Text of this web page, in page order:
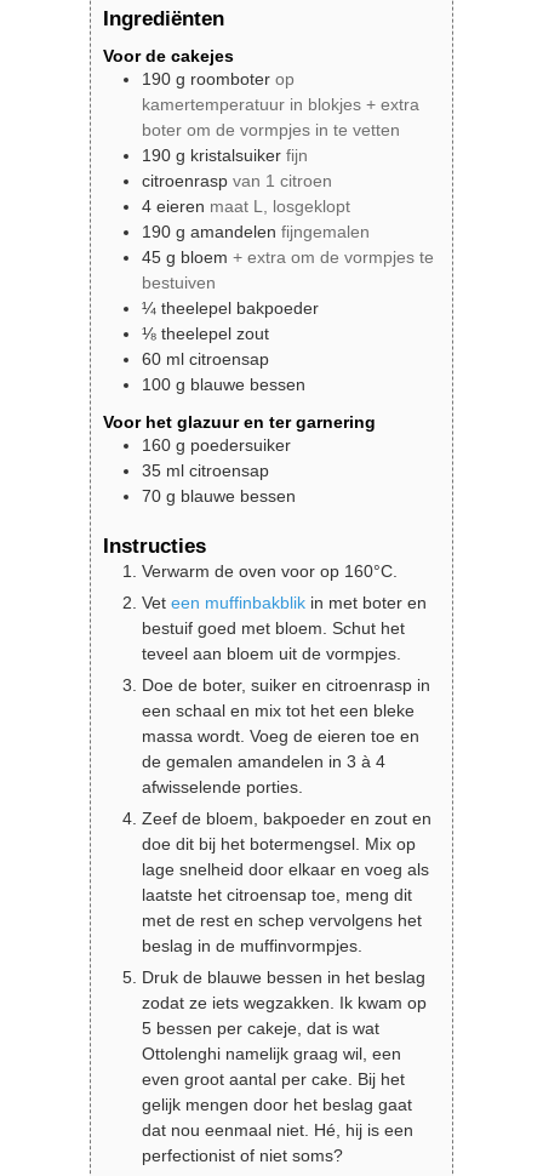
Ingrediënten
Voor de cakejes
190 g roomboter op
kamertemperatuur in blokjes + extra
boter om de vormpjes in te vetten
190 g kristalsuiker fijn
citroenrasp van 1 citroen
4 eieren maat L, losgeklopt
190 g amandelen fijngemalen
45 g bloem + extra om de vormpjes te
bestuiven
¼ theelepel bakpoeder
⅛ theelepel zout
60 ml citroensap
100 g blauwe bessen
Voor het glazuur en ter garnering
160 g poedersuiker
35 ml citroensap
70 g blauwe bessen
Instructies
Verwarm de oven voor op 160°C.
Vet een muffinbakblik in met boter en
bestuif goed met bloem. Schut het
teveel aan bloem uit de vormpjes.
Doe de boter, suiker en citroenrasp in
een schaal en mix tot het een bleke
massa wordt. Voeg de eieren toe en
de gemalen amandelen in 3 à 4
afwisselende porties.
Zeef de bloem, bakpoeder en zout en
doe dit bij het botermengsel. Mix op
lage snelheid door elkaar en voeg als
laatste het citroensap toe, meng dit
met de rest en schep vervolgens het
beslag in de muffinvormpjes.
Druk de blauwe bessen in het beslag
zodat ze iets wegzakken. Ik kwam op
5 bessen per cakeje, dat is wat
Ottolenghi namelijk graag wil, een
even groot aantal per cake. Bij het
gelijk mengen door het beslag gaat
dat nou eenmaal niet. Hé, hij is een
perfectionist of niet soms?